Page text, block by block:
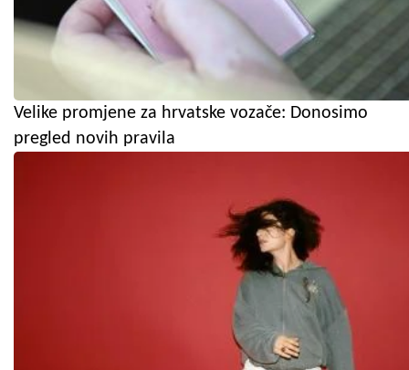
Velike promjene za hrvatske vozače: Donosimo
pregled novih pravila